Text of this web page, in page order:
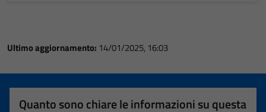
Ultimo aggiornamento: 14/01/2025, 16:03
Quanto sono chiare le informazioni su questa